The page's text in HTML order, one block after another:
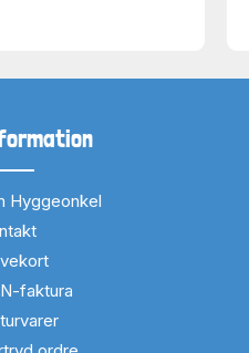
Hyggeonkel
faktura